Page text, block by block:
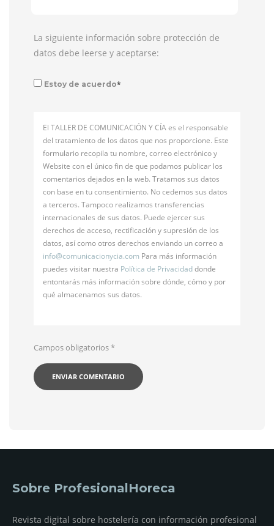
La siguiente información sobre protección de
datos debe leerse y aceptarse:
Estoy de acuerdo*
El TALLER DE COMUNICACIÓN Y CÍA es el responsable
del tratamiento de los datos que nos proporcione. Este
formulario recopila tu nombre, correo electrónico y
Website con el único fin de que podamos publicar los
comentarios dejados en la web. Tratamos sus datos
con base en tu consentimiento. No cedemos sus datos
a terceros. Tampoco realizamos transferencias
internacionales de sus datos. Puede ejercer sus
derechos de acceso, rectificación y supresión de los
datos, así como otros derechos enviando un correo a
info@comunicacionycia.com Para más información
puedes visitar nuestra Política de Privacidaddonde
entontarás más información sobre dónde, cómo y por
qué almacenamos sus datos.
Campos obligatorios*
Sobre ProfesionalHoreca
Revista digital sobre hostelería con información profesional